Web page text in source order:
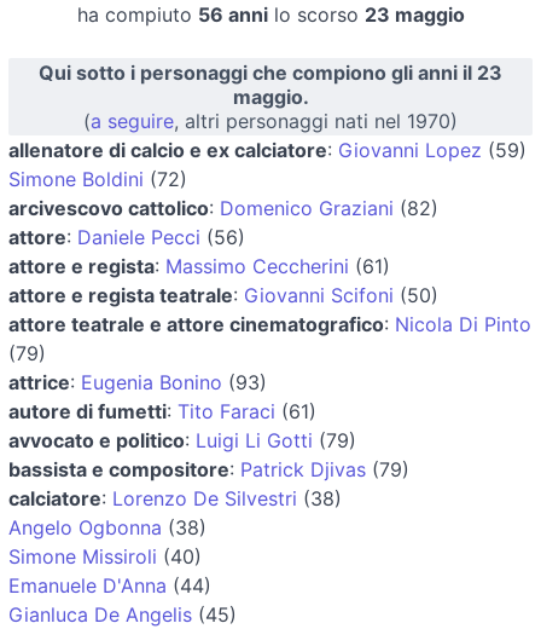
ha compiuto 56 annilo scorso 23 maggio
Qui sotto i personaggi che compiono gli anni il 23
maggio.
(a seguire, altri personaggi nati nel 1970)
allenatore di calcio e ex calciatore: Giovanni Lopez (59)
Simone Boldini (72)
arcivescovo cattolico: Domenico Graziani (82)
attore: Daniele Pecci (56)
attore e regista: Massimo Ceccherini (61)
attore e regista teatrale: Giovanni Scifoni (50)
attore teatrale e attore cinematografico: Nicola Di Pinto
(79)
attrice: Eugenia Bonino (93)
autore di fumetti: Tito Faraci (61)
avvocato e politico: Luigi Li Gotti (79)
bassista e compositore: Patrick Djivas (79)
calciatore: Lorenzo De Silvestri (38)
Angelo Ogbonna (38)
Simone Missiroli (40)
Emanuele D'Anna (44)
Gianluca De Angelis (45)